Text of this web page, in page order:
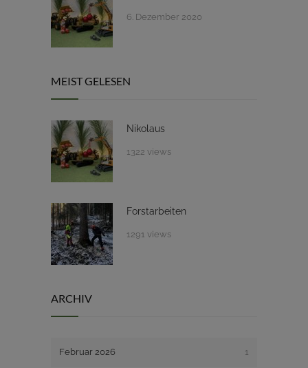
6. Dezember 2020
MEIST GELESEN
Nikolaus
1322 views
Forstarbeiten
1291 views
ARCHIV
Februar 2026 1